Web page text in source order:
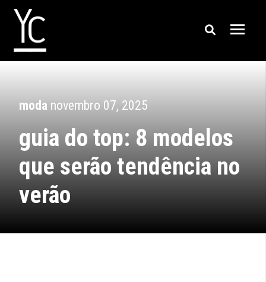
moda novembro 07, 2025
guia do top: 8 modelos
que serão tendência no
verão